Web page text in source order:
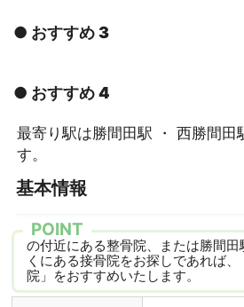
● おすすめ 3
● おすすめ 4
最寄り駅は勝間田駅 ・ 西勝間田
す。
基本情報
POINT
の付近にある整骨院、または勝間
くにある接骨院をお探しであれば
院」をおすすめいたします。